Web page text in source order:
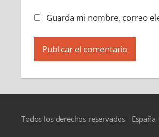
Guarda mi nombre, correo
Todos los derechos reservados -